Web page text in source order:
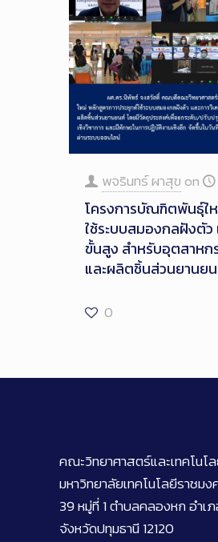
พจรินทร์ ผาสุข on
โครงการบัณฑิตพันธุ์ใ
ใช้ระบบสมองกลฝังตัว
ขั้นสูง สำหรับอุตสาห
และผลิตชิ้นส่วนยานย
0
คณะวิทยาศาสตร์และเทคโนโ
มหาวิทยาลัยเทคโนโลยีราชม
39 หมู่ที่ 1 ตำบลคลองหก อำเ
จังหวัดปทุมธานี 12120